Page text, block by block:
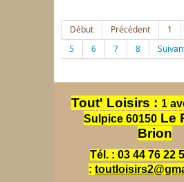
Début
Précédent 1
5
6 7 8
Tout' Loisirs : 1
Sulpice 60150 Le
Brion
Tél. : 03 44 76 22
: